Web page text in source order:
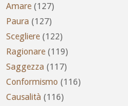
Amare (127)
Paura (127)
Scegliere (122)
Ragionare (119)
Saggezza (117)
Conformismo (116)
Causalità (116)